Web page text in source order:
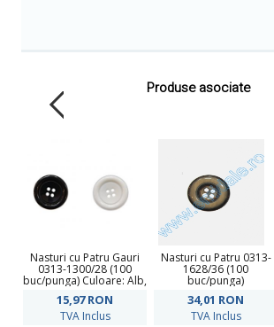
Produse asociate
Nasturi cu Patru Gauri
0313-1300/28 (100
buc/punga) Culoare: Alb,
15,97RON
TVA Inclus
Nasturi cu Patru 0313-
1628/36 (100
buc/punga)
34,01 RON
TVA Inclus